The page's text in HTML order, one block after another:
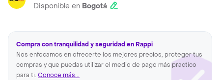
Disponible en Bogotá
Compra con tranquilidad y seguridad en Rappi
Nos enfocamos en ofrecerte los mejores precios, proteger tus
compras y que puedas utilizar el medio de pago más practico
para ti. Conoce más...